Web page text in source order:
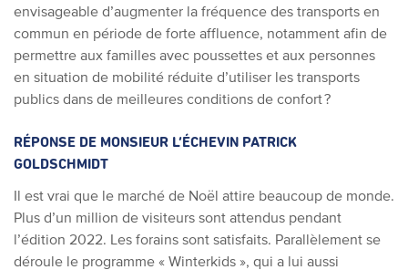
envisageable d’augmenter la fréquence des transports en
commun en période de forte affluence, notamment afin de
permettre aux familles avec poussettes et aux personnes
en situation de mobilité réduite d’utiliser les transports
publics dans de meilleures conditions de confort ?
RÉPONSE DE MONSIEUR L’ÉCHEVIN PATRICK
GOLDSCHMIDT
Il est vrai que le marché de Noël attire beaucoup de monde.
Plus d’un million de visiteurs sont attendus pendant
l’édition 2022. Les forains sont satisfaits. Parallèlement se
déroule le programme « Winterkids », qui a lui aussi